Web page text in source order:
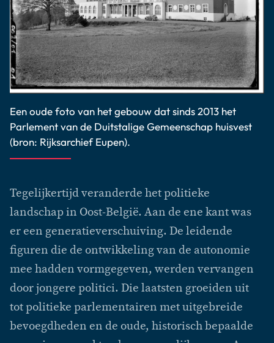
Een oude foto van het gebouw dat sinds 2013 het
Parlement van de Duitstalige Gemeenschap huisvest
(bron: Rijksarchief Eupen).
Tegelijkertijd veranderde het politieke
landschap in Oost-België. Aan de ene kant was
er een generatieverschuiving. De leidende
figuren die de ontwikkeling van de autonomie
mee hadden vormgegeven, werden vervangen
door jongere politici. Die laatsten groeiden uit
tot politieke parlementairen met uitgebreide
bevoegdheden en de oude, historisch bepaalde